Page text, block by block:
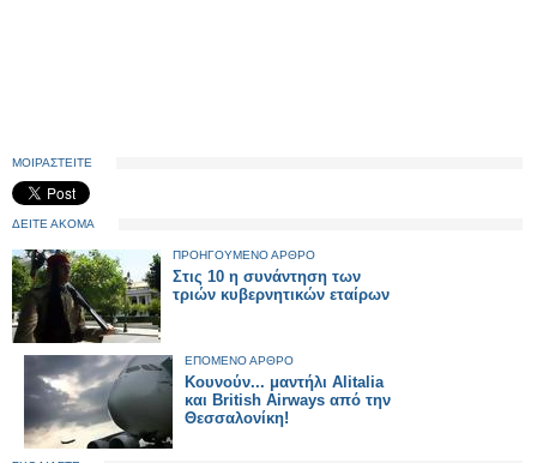
ΜΟΙΡΑΣΤΕΙΤΕ
ΔΕΙΤΕ ΑΚΟΜΑ
ΠΡΟΗΓΟΥΜΕΝΟ ΑΡΘΡΟ
Στις 10 η συνάντηση των
τριών κυβερνητικών εταίρων
ΕΠΟΜΕΝΟ ΑΡΘΡΟ
Κουνούν... μαντήλι Alitalia
και British Airways από την
Θεσσαλονίκη!